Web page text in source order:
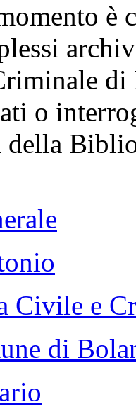
è
o
della
Civile e
di